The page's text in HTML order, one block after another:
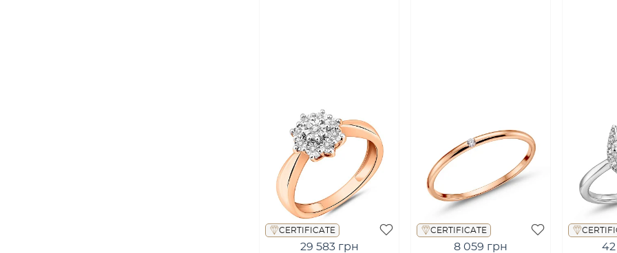
CERTIFICATE
29 583 грн
CERTIFICATE
8 059 грн